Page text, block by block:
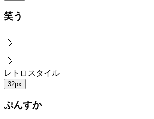
笑う
レトロスタイル
32px
ぷんすか